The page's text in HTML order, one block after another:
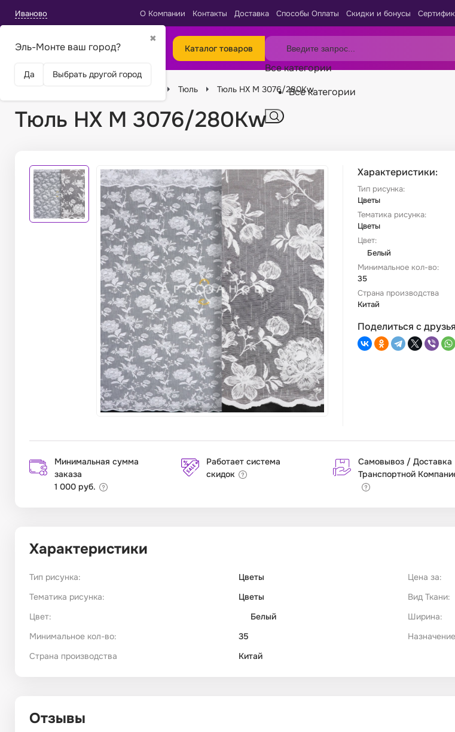
Иваново
✖
Эль-Монте ваш город?
Да Выбрать другой город
О Компании Контакты Доставка Способы Оплаты Скидки и бонусы
Каталог товаров
Все категории
Все категории
Тюль Тюль HX M 3076/280Kw
Тюль HX M 3076/280Kw
Характеристики:
Тип рисунка:
Цветы
Тематика рисунка:
Цветы
Цвет:
Белый
Минимальное кол-во:
35
Страна производства
Китай
Поделиться с
Минимальная сумма
заказа
1 000 руб.
Работает система
скидок
Самовывоз / Доставка
Транспортной
Характеристики
Тип рисунка:
Цветы
Тематика рисунка:
Цветы
Цвет:
Белый
Минимальное кол-во:
35
Страна производства
Китай
Цена за:
Вид Ткани:
Ширина:
Отзывы